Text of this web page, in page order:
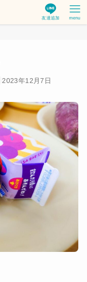
友達追加 menu
2023年12月7日